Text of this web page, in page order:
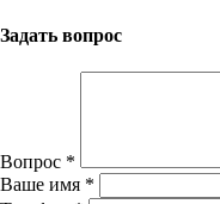
Задать вопрос
Вопрос *
Ваше имя *